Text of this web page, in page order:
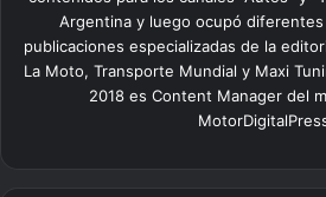
Argentina y luego ocupó
publicaciones especializadas de la
La Moto, Transporte Mundial y Maxi
2018 es Content Manager del